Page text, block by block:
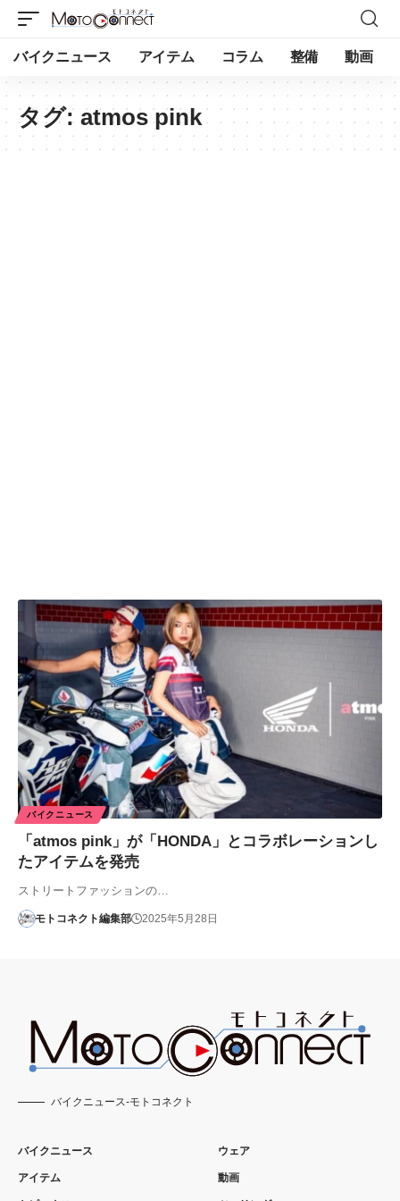
バイクニュース アイテム コラム 整備 動画
タグ: atmos pink
バイクニュース
「atmos pink」が「HONDA」とコラボレーションし
たアイテムを発売
ストリートファッションの…
モトコネクト編集部 2025年5月28日
バイクニュース-モトコネクト
バイクニュース
アイテム
ウェア
動画